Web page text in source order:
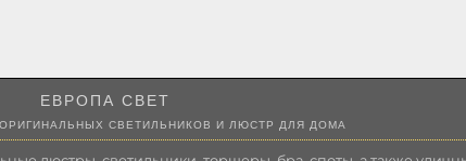
ЕВРОПА СВЕТ
ОРИГИНАЛЬНЫХ СВЕТИЛЬНИКОВ И ЛЮСТР ДЛЯ ДОМА